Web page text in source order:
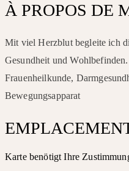
À PROPOS DE
Mit viel Herzblut begleite ich
Gesundheit und
Frauenheilkunde,
Bewegungsapparat
Karte benötigt Ihre